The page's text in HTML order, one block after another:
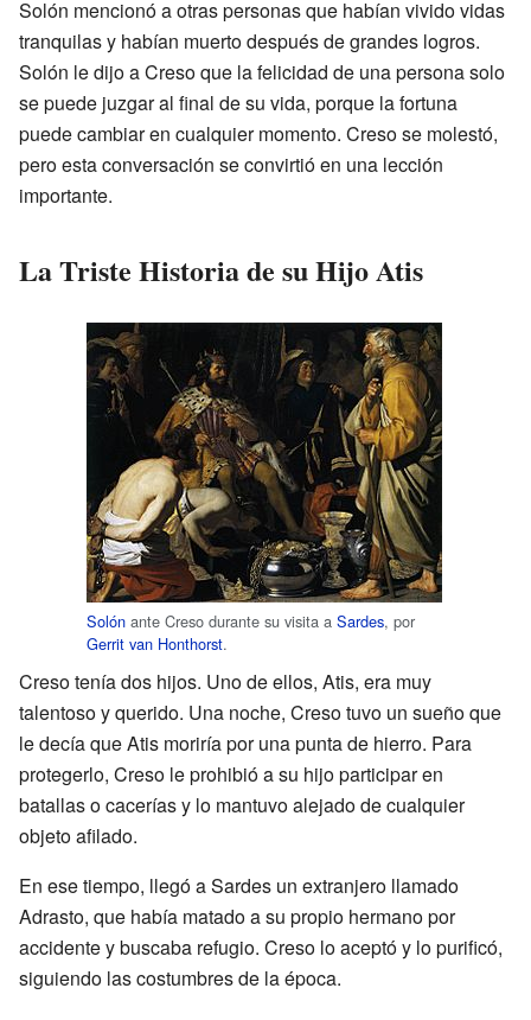
Solón mencionó a otras personas que habían vivido vidas
tranquilas y habían muerto después de grandes logros.
Solón le dijo a Creso que la felicidad de una persona solo
se puede juzgar al final de su vida, porque la fortuna
puede cambiar en cualquier momento. Creso se molestó,
pero esta conversación se convirtió en una lección
importante.
La Triste Historia de su Hijo Atis
Solón ante Creso durante su visita a Sardes, por
Gerrit van Honthorst.
Creso tenía dos hijos. Uno de ellos, Atis, era muy
talentoso y querido. Una noche, Creso tuvo un sueño que
le decía que Atis moriría por una punta de hierro. Para
protegerlo, Creso le prohibió a su hijo participar en
batallas o cacerías y lo mantuvo alejado de cualquier
objeto afilado.
En ese tiempo, llegó a Sardes un extranjero llamado
Adrasto, que había matado a su propio hermano por
accidente y buscaba refugio. Creso lo aceptó y lo purificó,
siguiendo las costumbres de la época.